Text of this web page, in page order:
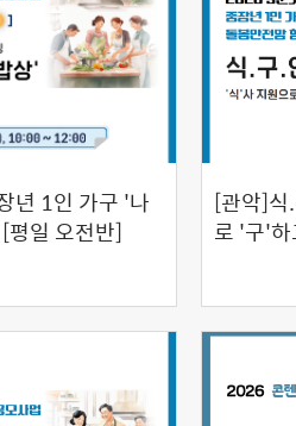
년 1인 가구 '나
평일 오전반]
[관악]식
로 '구'